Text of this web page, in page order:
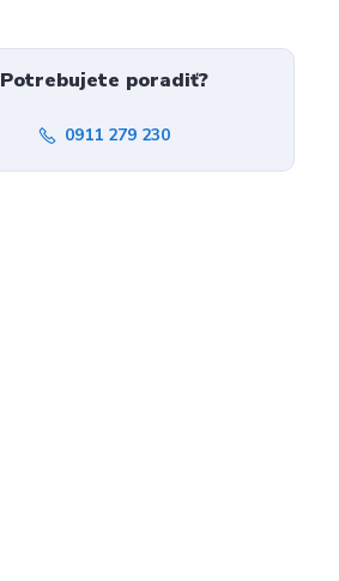
Potrebujete poradiť?
0911 279 230